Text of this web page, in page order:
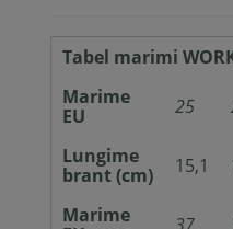
Tabel marimi
Marime
EU
25
Lungime
brant (cm)
15,1
Marime